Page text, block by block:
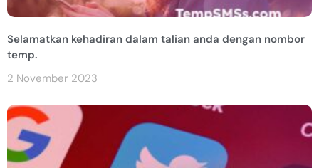
Selamatkan kehadiran dalam talian anda dengan nombor
temp.
2 November 2023